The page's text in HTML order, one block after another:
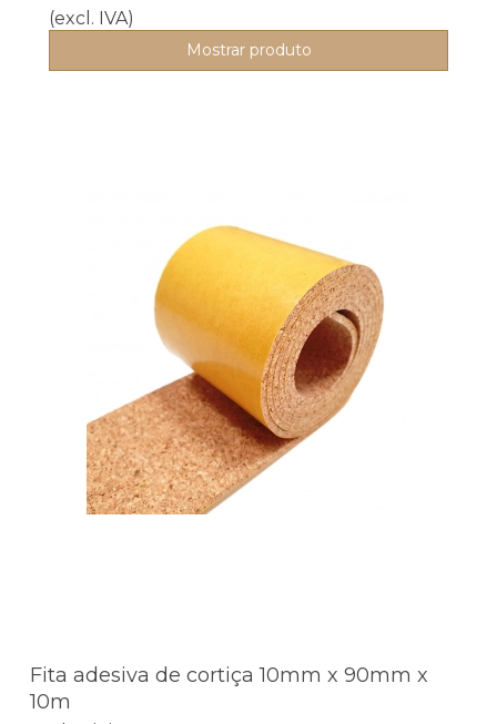
(excl. IVA)
Mostrar produto
Fita adesiva de cortiça 10mm x 90mm x
10m